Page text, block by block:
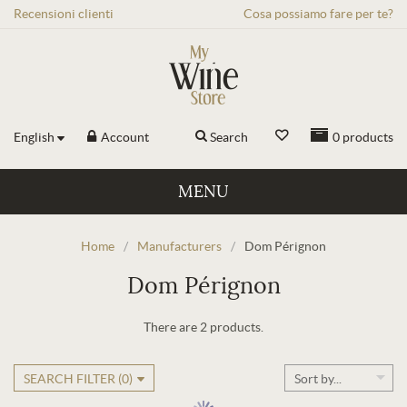
Recensioni clienti Cosa possiamo fare per te?
English Account 0 products
Search
MENU
Home / Manufacturers / Dom Pérignon
Dom Pérignon
There are 2 products.
SEARCH FILTER (0) Sort by...